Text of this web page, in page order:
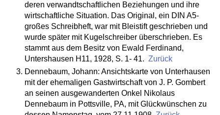
deren verwandtschaftlichen Beziehungen und ihre
wirtschaftliche Situation. Das Original, ein DIN A5-
großes Schreibheft, war mit Bleistift geschrieben und
wurde später mit Kugelschreiber überschrieben. Es
stammt aus dem Besitz von Ewald Ferdinand,
Untershausen H11, 1928, S. 1- 41. Zurück
Dennebaum, Johann: Ansichtskarte von Unterhausen
mit der ehemaligen Gastwirtschaft von J. P. Gombert
an seinen ausgewanderten Onkel Nikolaus
Dennebaum in Pottsville, PA, mit Glückwünschen zu